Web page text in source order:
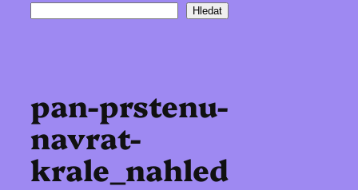
Hledat
pan-prstenu-
navrat-
krale_nahled